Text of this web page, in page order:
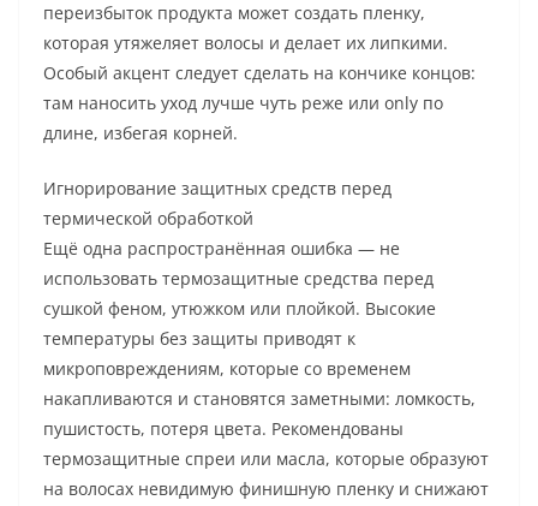
переизбыток продукта может создать пленку,
которая утяжеляет волосы и делает их липкими.
Особый акцент следует сделать на кончике концов:
там наносить уход лучше чуть реже или only по
длине, избегая корней.
Игнорирование защитных средств перед
термической обработкой
Ещё одна распространённая ошибка — не
использовать термозащитные средства перед
сушкой феном, утюжком или плойкой. Высокие
температуры без защиты приводят к
микроповреждениям, которые со временем
накапливаются и становятся заметными: ломкость,
пушистость, потеря цвета. Рекомендованы
термозащитные спреи или масла, которые образуют
на волосах невидимую финишную пленку и снижают